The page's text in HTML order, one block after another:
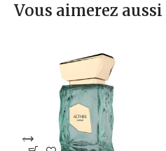
Vous aimerez aussi